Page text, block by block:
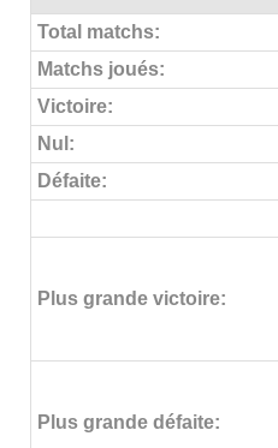
Total matchs:
Matchs joués:
Victoire:
Nul:
Défaite:
Plus grande victoire:
Plus grande défaite: